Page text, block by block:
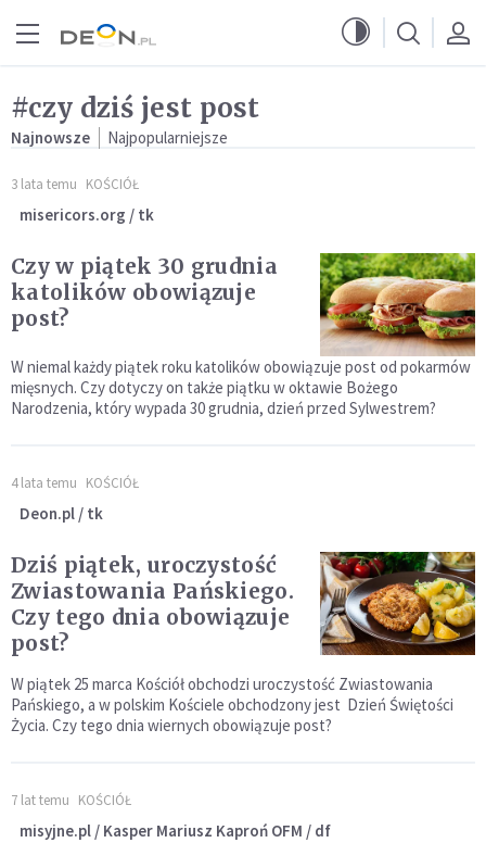
#czy dziś jest post
Najnowsze Najpopularniejsze
3 lata temu KOŚCIÓŁ
misericors.org / tk
Czy w piątek 30 grudnia
katolików obowiązuje
post?
W niemal każdy piątek roku katolików obowiązuje post od pokarmów
mięsnych. Czy dotyczy on także piątku w oktawie Bożego
Narodzenia, który wypada 30 grudnia, dzień przed Sylwestrem?
4 lata temu KOŚCIÓŁ
Deon.pl / tk
Dziś piątek, uroczystość
Zwiastowania Pańskiego.
Czy tego dnia obowiązuje
post?
W piątek 25 marca Kościół obchodzi uroczystość Zwiastowania
Pańskiego, a w polskim Kościele obchodzony jest Dzień Świętości
Życia. Czy tego dnia wiernych obowiązuje post?
7 lat temu KOŚCIÓŁ
misyjne.pl / Kasper Mariusz Kaproń OFM / df